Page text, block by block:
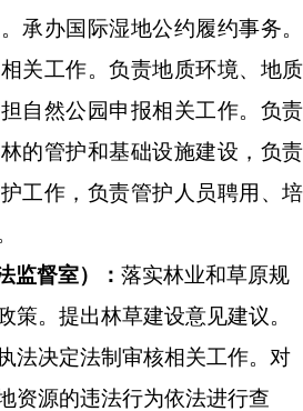
。 承办国际湿地公约履约事务。
关工作。负责地质环境、地质
自然公园申报相关工作。 负责
的管护和基础设施建设， 负责
工作， 负责管护人员聘用、培
监督室）：落实林业和草原规
策。 提出林草建设意见建议。
法决定法制审核相关工作。 对
资源的违法行为依法进行查